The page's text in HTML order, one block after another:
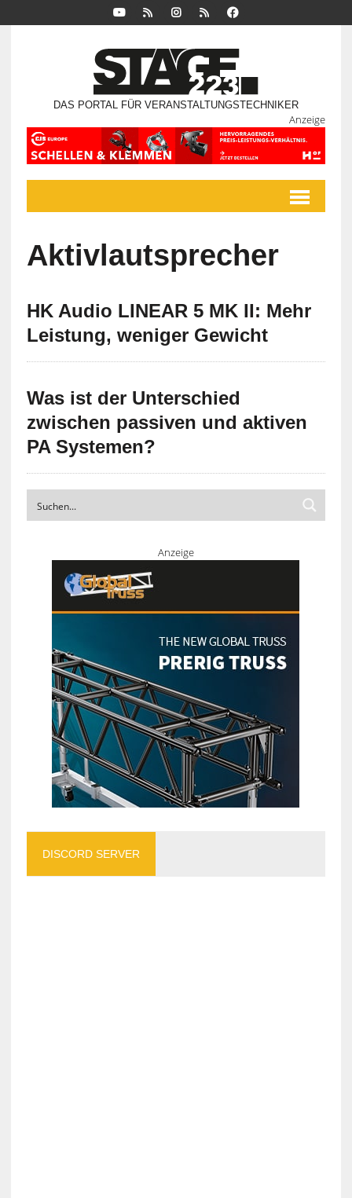
DAS PORTAL FÜR VERANSTALTUNGSTECHNIKER
Anzeige
Aktivlautsprecher
HK Audio LINEAR 5 MK II: Mehr
Leistung, weniger Gewicht
Was ist der Unterschied
zwischen passiven und aktiven
PA Systemen?
Anzeige
DISCORD SERVER